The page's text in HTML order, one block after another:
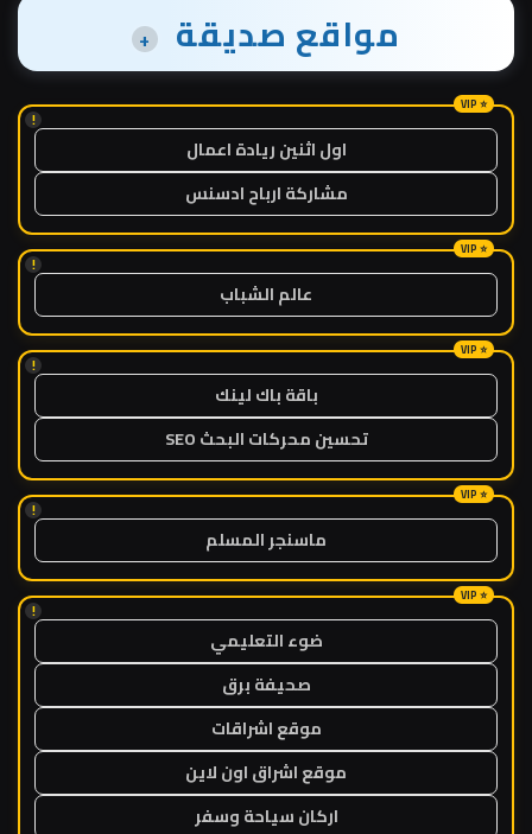
مواقع صديقة +
!
اول اثنين ريادة اعمال
مشاركة ارباح ادسنس
!
عالم الشباب
!
باقة باك لينك
تحسين محركات البحث SEO
!
ماسنجر المسلم
!
ضوء التعليمي
صحيفة برق
موقع اشراقات
موقع اشراق اون لاين
اركان سياحة وسفر